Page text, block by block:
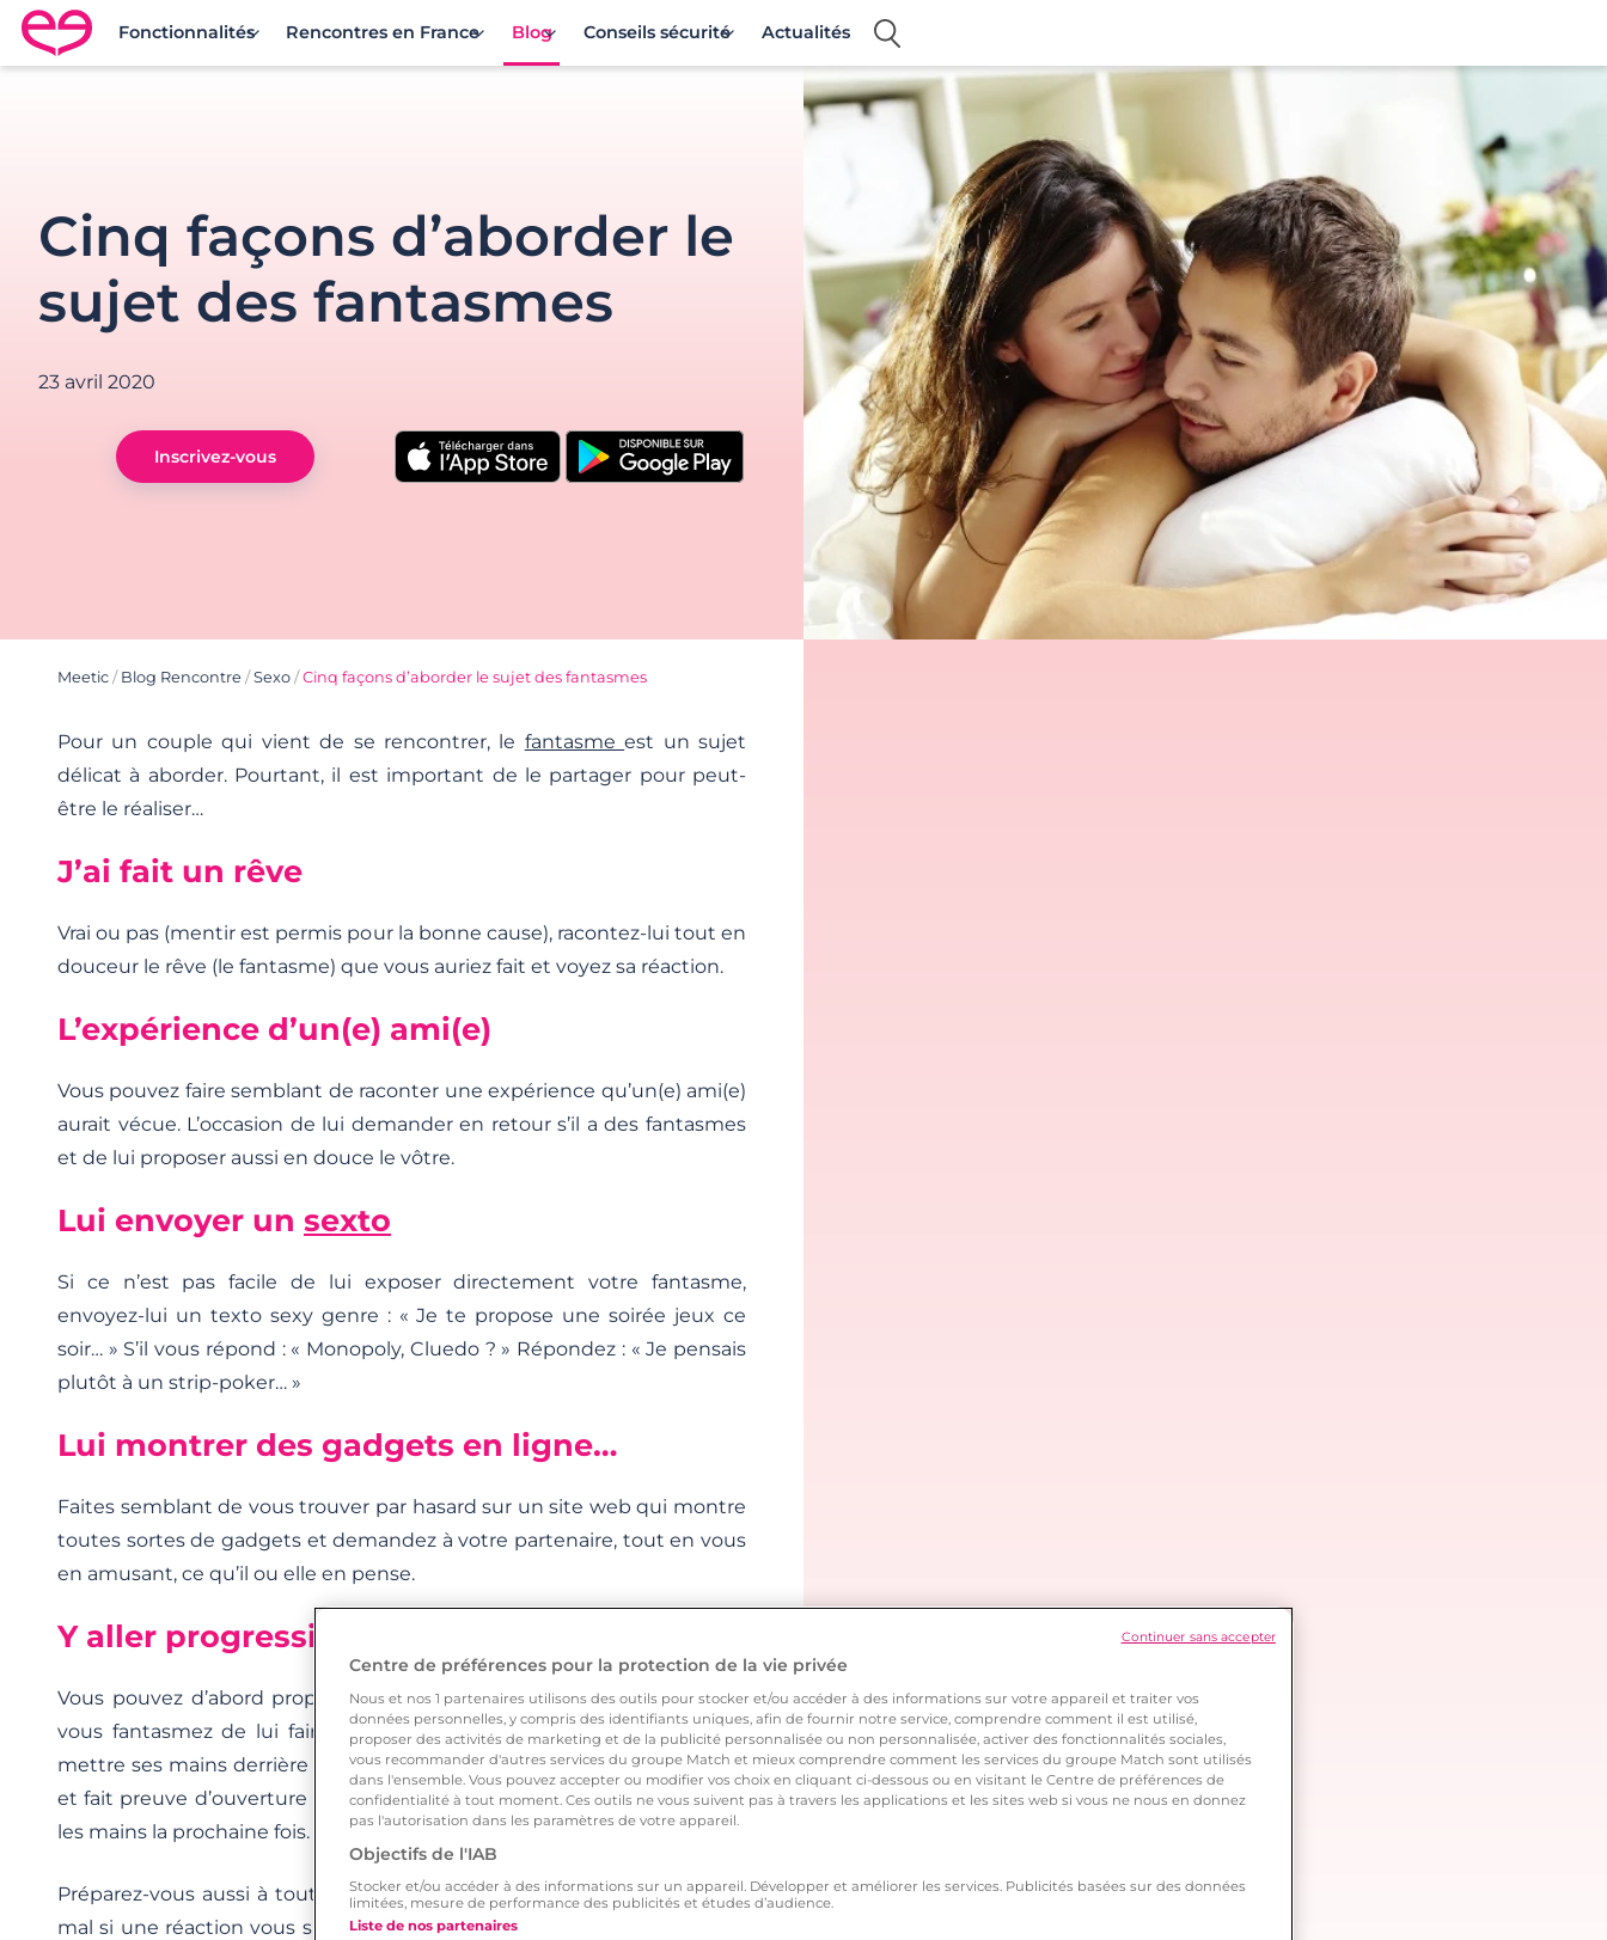
Rencontre en France avec Meetic
Fonctionnalités Rencontres en France Blog Conseils sécurité Actualités
Cinq façons d’aborder le
sujet des fantasmes
23 avril 2020
Inscrivez-vous
Meetic / Blog Rencontre /Sexo /Cinq façons d’aborder le sujet des fantasmes
Pour un couple qui vient de se rencontrer, le fantasmeest un sujet
délicat à aborder. Pourtant, il est important de le partager pour peut-
être le réaliser…
J’ai fait un rêve
Vrai ou pas (mentir est permis pour la bonne cause), racontez-lui tout en
douceur le rêve (le fantasme) que vous auriez fait et voyez sa réaction.
L’expérience d’un(e) ami(e)
Vous pouvez faire semblant de raconter une expérience qu’un(e) ami(e)
aurait vécue. L’occasion de lui demander en retour s’il a des fantasmes
et de lui proposer aussi en douce le vôtre.
Lui envoyer un sexto
Si ce n’est pas facile de lui exposer directement votre fantasme,
envoyez-lui un texto sexy genre : « Je te propose une soirée jeux ce
soir… » S’il vous répond : « Monopoly, Cluedo ? » Répondez : « Je pensais
plutôt à un strip-poker… »
Lui montrer des gadgets en ligne…
Faites semblant de vous trouver par hasard sur un site web qui montre
toutes sortes de gadgets et demandez à votre partenaire, tout en vous
en amusant, ce qu’il ou elle en pense.
Y aller progressivement
Vous pouvez d’abord proposer un fantasme plus soft. Par exemple, si
vous fantasmez de lui faire l’amour les mains liées, demandez-lui de
mettre ses mains derrière le dos ou derrière la tête, si il ou elle accepte
et fait preuve d’ouverture d’esprit, vous pourrez lui proposer d’attacher
les mains la prochaine fois.
Préparez-vous aussi à toutes les réponses possibles… Ne réagissez pas
mal si une réaction vous surprend. Votre attitude peut en premier lieu
Centre de préférences pour la protection de la vie privée
Nous et nos 1 partenaires utilisons des outils pour stocker et/ou accéder à des informations sur votre appareil et traiter vos
données personnelles, y compris des identifiants uniques, afin de fournir notre service, comprendre comment il est utilisé,
proposer des activités de marketing et de la publicité personnalisée ou non personnalisée, activer des fonctionnalités sociales,
vous recommander d'autres services du groupe Match et mieux comprendre comment les services du groupe Match sont utilisés
dans l'ensemble. Vous pouvez accepter ou modifier vos choix en cliquant ci-dessous ou en visitant le Centre de préférences de
confidentialité à tout moment. Ces outils ne vous suivent pas à travers les applications et les sites web si vous ne nous en donnez
pas l'autorisation dans les paramètres de votre appareil.
Objectifs de l'IAB
Stocker et/ou accéder à des informations sur un appareil. Développer et améliorer les services. Publicités basées sur des données
limitées, mesure de performance des publicités et études d’audience.
Liste de nos partenaires
Continuer sans accepter